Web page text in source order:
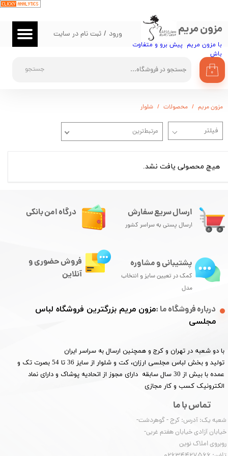
مزون مریم
با مزون مریم پیش برو و متفاوت
باش​​​​​​​
جستجو ۰
ورود / ثبت نام در سایت
حساب کاربری من
تغییر گذر واژه
سفارشات
مزون مریم محصولات شلوار
مرتبط‌ترین
هیچ محصولی یافت نشد.
ارسال سریع سفارش
ارسال پستی به سراسر کشور
درباره فروشگاه ما :مزون مریم بزرگترین فروشگاه لباس
مجلسی
با دو شعبه در تهران و کرج و همچنین ارسال به سراسر ایران
تولید و بخش لباس مجلسی ارزان، کت و شلوار از سایز 36 تا 54 بصرت تک و
عمده با بیش از 30 سال سابقه دارای مجوز از اتحادیه پوشاک و دارای نماد
الکترونیک کسب و کار مجازی
تماس با ما
شعبه یک: آدرس: کرج - گوهردشت-
خیابان آزادی خیابان هفتم غربی-
روبروی املاک نوین
درگاه امن بانکی
پشتیبانی و مشاوره
کمک در تعیین سایز و انتخاب
مدل
فروش حضوری و
آنلاین